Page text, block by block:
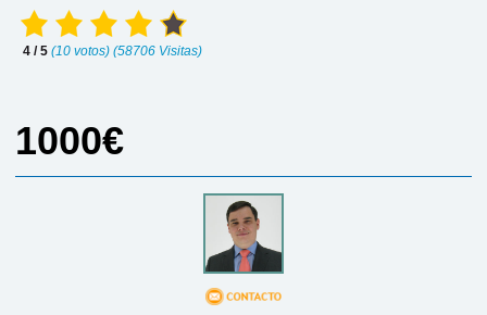
4 / 5(10 votos) (58706 Visitas)
1000€